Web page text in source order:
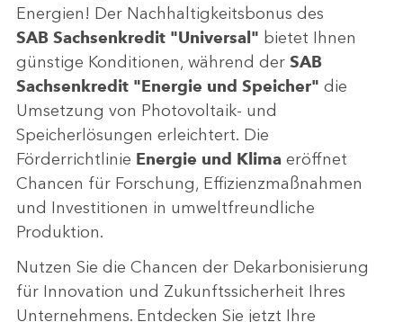
Energien! Der Nachhaltigkeitsbonus des
SAB Sachsenkredit "Universal" bietet Ihnen
günstige Konditionen, während der SAB
Sachsenkredit "Energie und Speicher" die
Umsetzung von Photovoltaik- und
Speicherlösungen erleichtert. Die
Förderrichtlinie Energie und Klima eröffnet
Chancen für Forschung, Effizienzmaßnahmen
und Investitionen in umweltfreundliche
Produktion.
Nutzen Sie die Chancen der Dekarbonisierung
für Innovation und Zukunftssicherheit Ihres
Unternehmens. Entdecken Sie jetzt Ihre